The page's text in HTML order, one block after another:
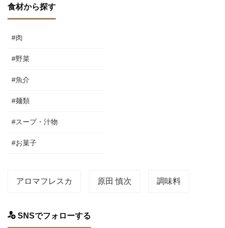
食材から探す
#肉
#野菜
#魚介
#麺類
#スープ・汁物
#お菓子
アロマフレスカ 原田 慎次 調味料
SNSでフォローする